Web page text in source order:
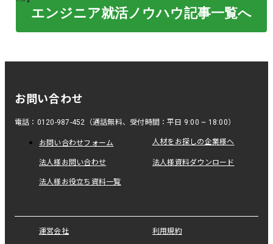
エンジニア就活ノウハウ記事一覧へ
お問い合わせ
電話：0120-987-452（通話無料、受付時間：平日 9:00 ~ 18:00）
お問い合わせフォーム 人材をお探しの企業様へ
法人様お問い合わせ 法人様資料ダウンロード
法人様お役立ち資料一覧
運営会社 利用規約